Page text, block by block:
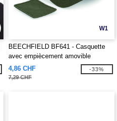
W1
BEECHFIELD BF641 - Casquette
avec empiècement amovible
4,86 CHF
7,29 CHF
-33%